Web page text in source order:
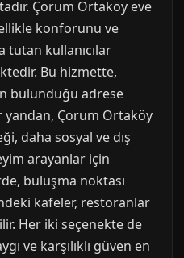
Çorum Ortaköy eve
konforunu ve
kullanıcılar
Bu hizmette,
bulunduğu adrese
yandan, Çorum Ortaköy
daha sosyal ve dış
arayanlar için
buluşma noktası
kafeler, restoranlar
Her iki seçenekte de
ve karşılıklı güven en